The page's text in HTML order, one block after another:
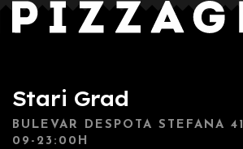
Stari Grad
BULEVAR DESPOTA STEFANA 41
09-23:00H